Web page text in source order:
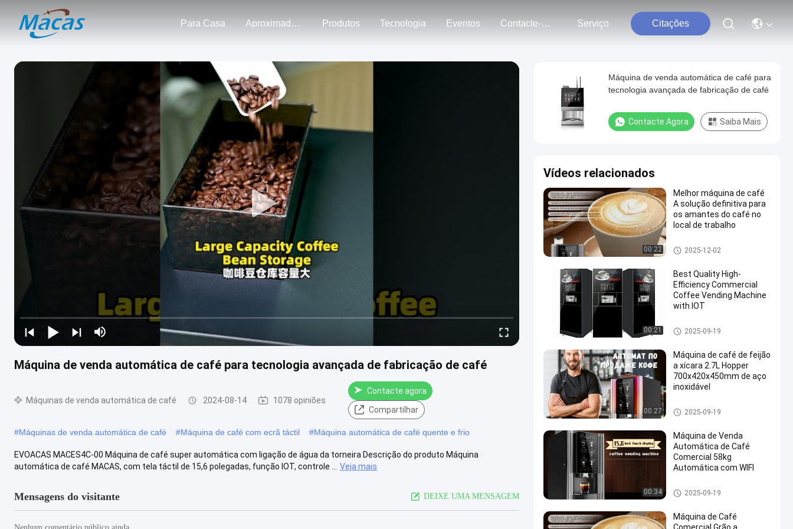
Para Casa Aproximadamente Nós Produtos Tecnologia Eventos Contacte-Nos Serviço Citações
Máquina de venda automática de café para tecnologia avançada de fabricação de café
Máquinas de venda automática de café 2024-08-14 1078 opiniões
Contacte agora
Compartilhar
#Máquinas de venda automática de café #Máquina de café com ecrã táctil #Máquina automática de café quente e frio
EVOACAS MACES4C-00 Máquina de café super automática com ligação de água da torneira Descrição do produto Máquina
automática de café MACAS, com tela táctil de 15,6 polegadas, função IOT, controle ...
Veja mais
Mensagens do visitante DEIXE UMA MENSAGEM
Nenhum comentário público ainda
Máquina de venda automática de café para
tecnologia avançada de fabricação de café
Contacte Agora Saiba Mais
Vídeos relacionados
00:22
Melhor máquina de café
A solução definitiva para
os amantes do café no
local de trabalho
Máquinas de venda automátic
a de café
2025-12-02
00:21
Best Quality High-
Efficiency Commercial
Coffee Vending Machine
with IOT
Máquinas de venda automátic
a de café
2025-09-19
00:27
Máquina de café de feijão
a xícara 2.7L Hopper
700x420x450mm de aço
inoxidável
Máquinas de venda automátic
a de café
2025-09-19
00:34
Máquina de Venda
Automática de Café
Comercial 58kg
Automática com WIFI
Máquinas de venda automátic
a de café
2025-09-19
Máquina de Café